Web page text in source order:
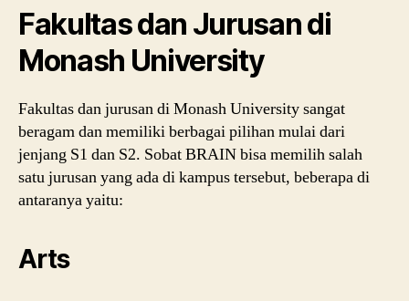
Fakultas dan Jurusan di
Monash University
Fakultas dan jurusan di Monash University sangat
beragam dan memiliki berbagai pilihan mulai dari
jenjang S1 dan S2. Sobat BRAIN bisa memilih salah
satu jurusan yang ada di kampus tersebut, beberapa di
antaranya yaitu:
Arts